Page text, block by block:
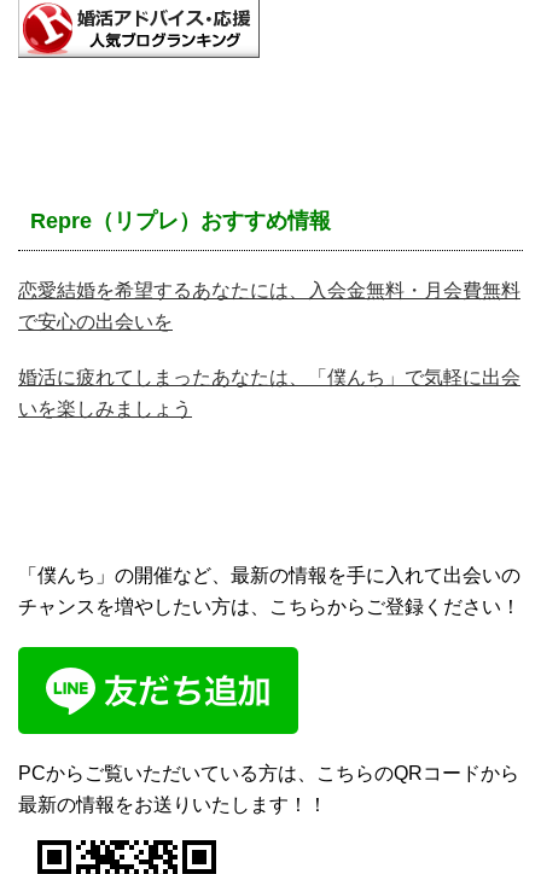
Repre（リプレ）おすすめ情報
恋愛結婚を希望するあなたには、入会金無料・月会費無料
で安心の出会いを
婚活に疲れてしまったあなたは、「僕んち」で気軽に出会
いを楽しみましょう
「僕んち」の開催など、最新の情報を手に入れて出会いの
チャンスを増やしたい方は、こちらからご登録ください！
PCからご覧いただいている方は、こちらのQRコードから
最新の情報をお送りいたします！！